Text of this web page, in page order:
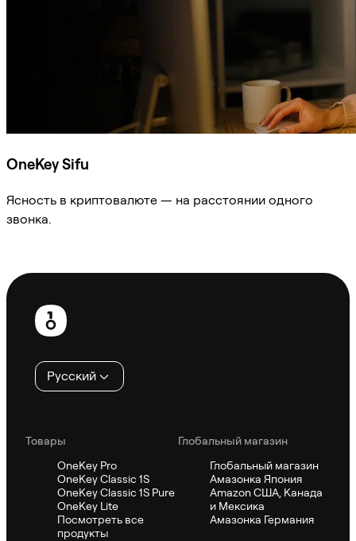
OneKey Sifu
Ясность в криптовалюте — на расстоянии одного
звонка.
Нижний
колонтитул
Русский
Товары
OneKey Pro
OneKey Classic 1S
OneKey Classic 1S Pure
OneKey Lite
Посмотреть все
продукты
Глобальный магазин
Глобальный магазин
Амазонка Япония
Amazon США, Канада
и Мексика
Амазонка Германия